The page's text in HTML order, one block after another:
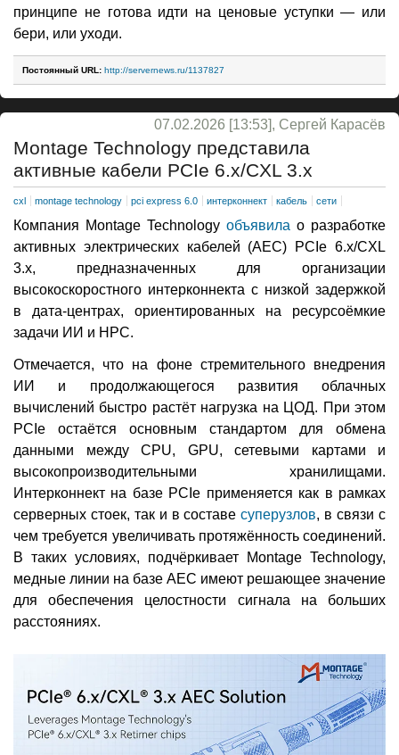
принципе не готова идти на ценовые уступки — или
бери, или уходи.
Постоянный URL: http://servernews.ru/1137827
07.02.2026 [13:53], Сергей Карасёв
Montage Technology представила
активные кабели PCIe 6.x/CXL 3.x
cxl montage technology pci express 6.0 интерконнект кабель сети
Компания Montage Technology объявила о разработке
активных электрических кабелей (AEC) PCIe 6.x/CXL
3.x, предназначенных для организации
высокоскоростного интерконнекта с низкой задержкой
в дата-центрах, ориентированных на ресурсоёмкие
задачи ИИ и НРС.
Отмечается, что на фоне стремительного внедрения
ИИ и продолжающегося развития облачных
вычислений быстро растёт нагрузка на ЦОД. При этом
PCIe остаётся основным стандартом для обмена
данными между CPU, GPU, сетевыми картами и
высокопроизводительными хранилищами.
Интерконнект на базе PCIe применяется как в рамках
серверных стоек, так и в составесуперузлов, в связи с
чем требуется увеличивать протяжённость соединений.
В таких условиях, подчёркивает Montage Technology,
медные линии на базе AEC имеют решающее значение
для обеспечения целостности сигнала на больших
расстояниях.